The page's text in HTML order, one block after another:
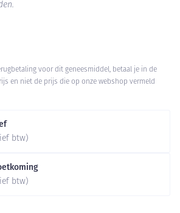
voor dit geneesmiddel, betaal je in de
en niet de prijs die op onze webshop vermeld
btw)
btw)